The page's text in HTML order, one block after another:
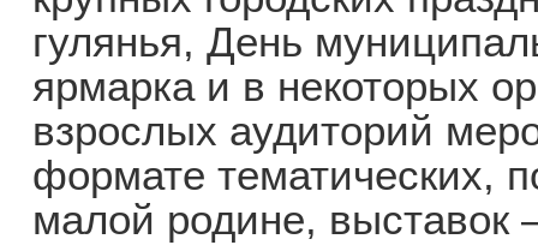
гулянья, День
ярмарка и в некоторых
взрослых аудиторий
формате тематических,
малой родине, выставок